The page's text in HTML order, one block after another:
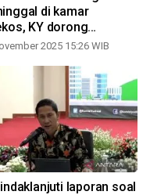
di kamar
KY dorong
hakim jadi
2025 15:26 WIB
laporan soal